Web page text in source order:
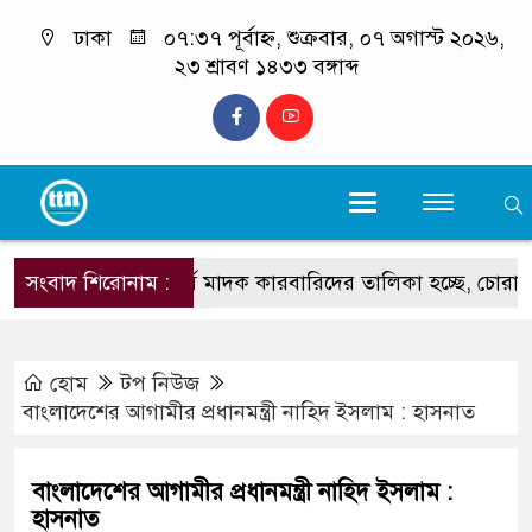
ঢাকা
০৭:৩৭ পূর্বাহ্ন, শুক্রবার, ০৭ অগাস্ট ২০২৬,
২৩ শ্রাবণ ১৪৩৩ বঙ্গাব্দ
সংবাদ শিরোনাম :‘শীর্ষ মাদক কারবারিদের তালিকা হচ্ছে, চোরাচালানের
হোম
টপ নিউজ
বাংলাদেশের আগামীর প্রধানমন্ত্রী নাহিদ ইসলাম : হাসনাত
বাংলাদেশের আগামীর প্রধানমন্ত্রী নাহিদ ইসলাম :
হাসনাত